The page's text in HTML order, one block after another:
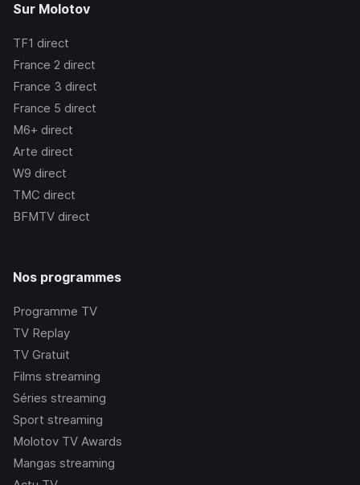
Sur Molotov
TF1 direct
France 2 direct
France 3 direct
France 5 direct
M6+ direct
Arte direct
W9 direct
TMC direct
BFMTV direct
Nos programmes
Programme TV
TV Replay
TV Gratuit
Films streaming
Séries streaming
Sport streaming
Molotov TV Awards
Mangas streaming